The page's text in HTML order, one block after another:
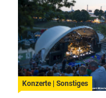
Konzerte | Sonstiges